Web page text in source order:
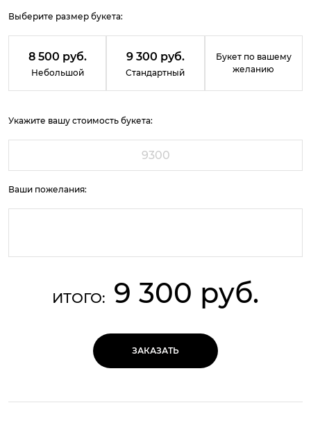
Выберите размер букета:
8 500 руб.
Небольшой
9 300 руб.
Стандартный
Букет по вашему
желанию
Укажите вашу стоимость букета:
Ваши пожелания:
ИТОГО: 9 300 руб.
ЗАКАЗАТЬ